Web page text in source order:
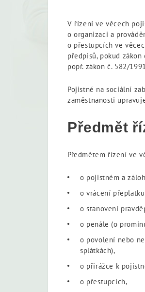
V řízení ve věcech
o organizaci a
o přestupcích ve
předpisů, pokud
popř. zákon č. 582/
Pojistné na sociální
zaměstnanosti
Předmět
Předmětem řízení ve
o pojistném a
o vrácení
o stanovení
o penále (o
o povolení nebo
splátkách),
o přirážce k
o přestupcích,